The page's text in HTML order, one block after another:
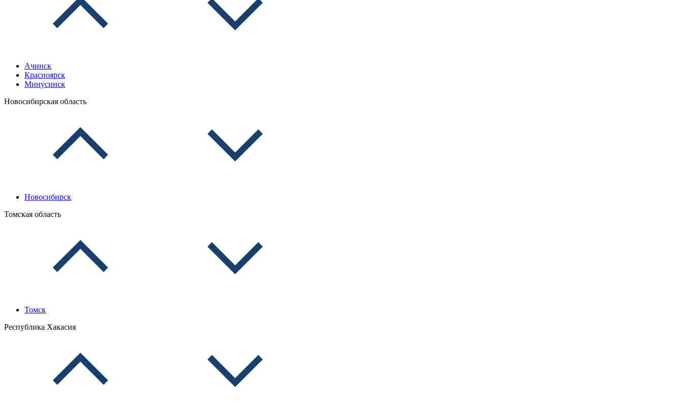
Ачинск
Красноярск
Минусинск
Новосибирская область
Новосибирск
Томская область
Томск
Республика Хакасия